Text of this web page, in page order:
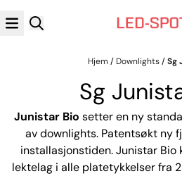
Hopp til innhold
Hjem / Downlights/Sg
Sg
Junistar Bio setter en ny
av downlights. Patentsøkt ny
installasjonstiden. Junistar Bio
lektelag i alle platetykkelser fra